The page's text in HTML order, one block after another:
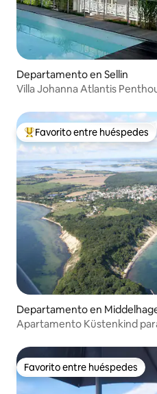
Departamento en Sellin
Villa Johanna Atlantis
De los mejores en Favorito
Favorito entre huéspedes
Departamento en
Apartamento Küstenkind
Favorito entre huéspedes
Favorito entre huéspedes